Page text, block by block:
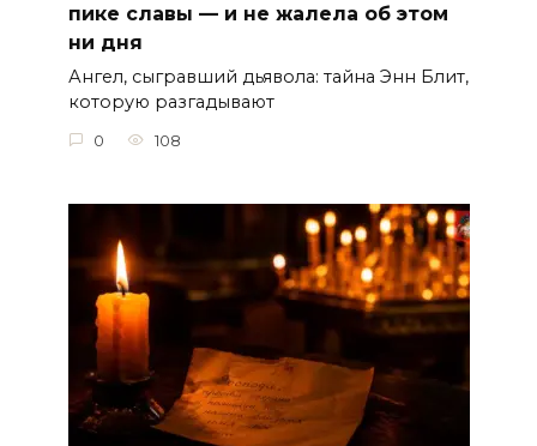
пике славы — и не жалела об этом
ни дня
Ангел, сыгравший дьявола: тайна Энн Блит,
которую разгадывают
0 108